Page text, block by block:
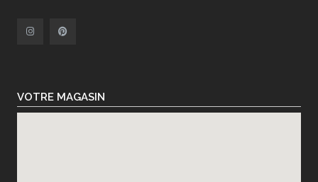
VOTRE MAGASIN